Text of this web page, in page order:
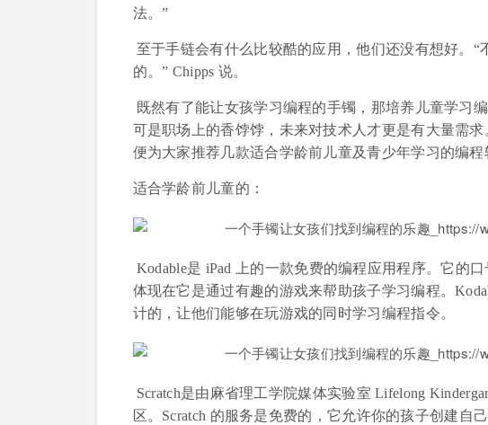
法。”
至于手链会有什么比较酷的应用，他们还没有想好。“
的。” Chipps 说。
既然有了能让女孩学习编程的手镯，那培养儿童学习
可是职场上的香饽饽，未来对技术人才更是有大量需
便为大家推荐几款适合学龄前儿童及青少年学习的编程
适合学龄前儿童的：
Kodable是 iPad 上的一款免费的编程应用程序。它的
体现在它是通过有趣的游戏来帮助孩子学习编程。
计的，让他们能够在玩游戏的同时学习编程指令。
Scratch是由麻省理工学院媒体实验室 Lifelong
区。Scratch 的服务是免费的，它允许你的孩子创建自